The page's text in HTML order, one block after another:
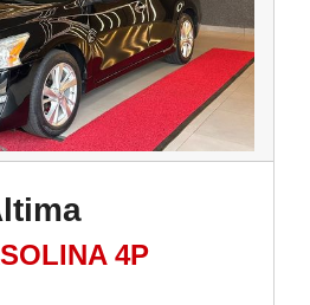
4P